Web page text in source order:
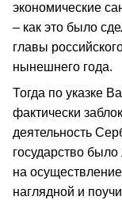
экономические
– как это было
главы
нынешнего года.
Тогда по указке
фактически
деятельность
государство
на
наглядной и